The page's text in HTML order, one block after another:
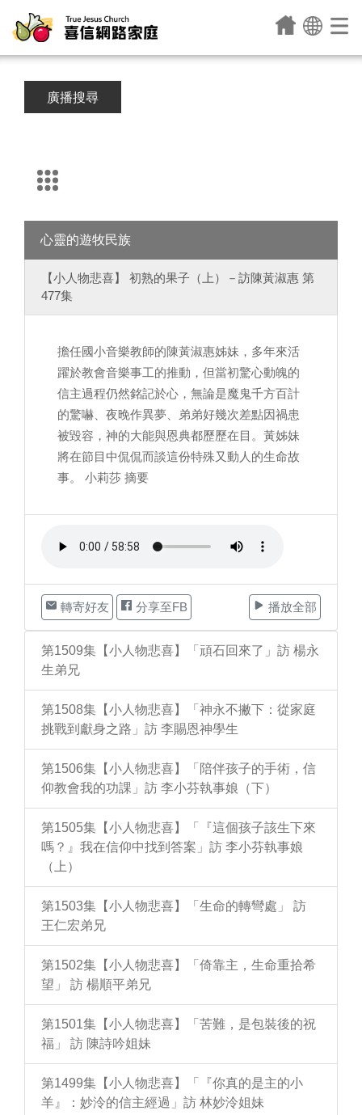
廣播搜尋
心靈的遊牧民族
【小人物悲喜】 初熟的果子（上）－訪陳黃淑惠 第
477集
擔任國小音樂教師的陳黃淑惠姊妹，多年來活
躍於教會音樂事工的推動，但當初驚心動魄的
信主過程仍然銘記於心，無論是魔鬼千方百計
的驚嚇、夜晚作異夢、弟弟好幾次差點因禍患
被毀容，神的大能與恩典都歷歷在目。黃姊妹
將在節目中侃侃而談這份特殊又動人的生命故
事。 小莉莎 摘要
轉寄好友 分享至FB 播放全部
第1509集【小人物悲喜】「頑石回來了」訪 楊永
生弟兄
第1508集【小人物悲喜】「神永不撇下：從家庭
挑戰到獻身之路」訪 李賜恩神學生
第1506集【小人物悲喜】「陪伴孩子的手術，信
仰教會我的功課」訪 李小芬執事娘（下）
第1505集【小人物悲喜】「『這個孩子該生下來
嗎？』我在信仰中找到答案」訪 李小芬執事娘
（上）
第1503集【小人物悲喜】「生命的轉彎處」 訪
王仁宏弟兄
第1502集【小人物悲喜】「倚靠主，生命重拾希
望」 訪 楊順平弟兄
第1501集【小人物悲喜】「苦難，是包裝後的祝
福」 訪 陳詩吟姐妹
第1499集【小人物悲喜】「『你真的是主的小
羊』：妙泠的信主經過」訪 林妙泠姐妹